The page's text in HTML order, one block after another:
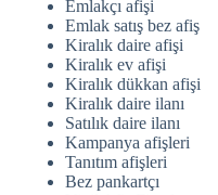
Emlakçı afişi
Emlak satış bez afiş
Kiralık daire afişi
Kiralık ev afişi
Kiralık dükkan afişi
Kiralık daire ilanı
Satılık daire ilanı
Kampanya afişleri
Tanıtım afişleri
Bez pankartçı